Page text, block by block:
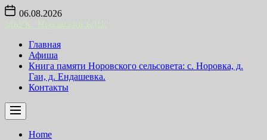
Skip
content
06.08.2026
Главная
Афиша
Книга памяти Норовского сельсовета: с. Норовка, д.
Гаи, д. Ендашевка.
Контакты
Home